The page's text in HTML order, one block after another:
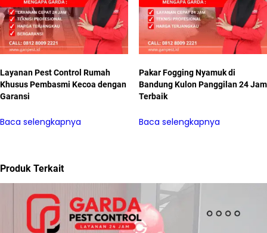
Layanan Pest Control Rumah
Khusus Pembasmi Kecoa dengan
Garansi
Baca selengkapnya
Pakar Fogging Nyamuk di
Bandung Kulon Panggilan 24 Jam
Terbaik
Baca selengkapnya
Produk Terkait